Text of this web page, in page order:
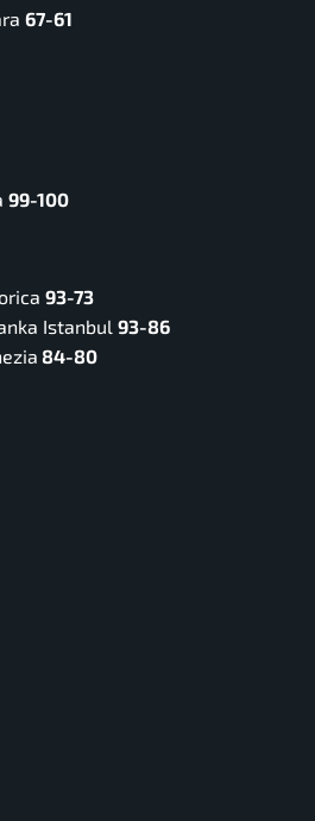
67-61
99-100
93-73
Istanbul 93-86
84-80